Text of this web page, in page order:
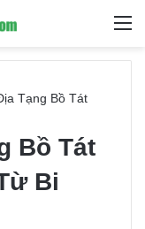
Tìm
Tạng Bồ Tát
Bồ Tát
Bi